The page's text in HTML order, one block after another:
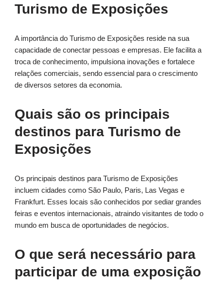
Turismo de Exposições
A importância do Turismo de Exposições reside na sua
capacidade de conectar pessoas e empresas. Ele facilita a
troca de conhecimento, impulsiona inovações e fortalece
relações comerciais, sendo essencial para o crescimento
de diversos setores da economia.
Quais são os principais
destinos para Turismo de
Exposições
Os principais destinos para Turismo de Exposições
incluem cidades como São Paulo, Paris, Las Vegas e
Frankfurt. Esses locais são conhecidos por sediar grandes
feiras e eventos internacionais, atraindo visitantes de todo o
mundo em busca de oportunidades de negócios.
O que será necessário para
participar de uma exposição